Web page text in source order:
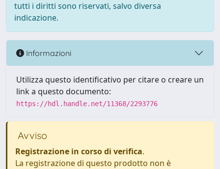
tutti i diritti sono riservati, salvo diversa
indicazione.
Informazioni
Utilizza questo identificativo per citare o creare un
link a questo documento:
https://hdl.handle.net/11368/2293776
Avviso
Registrazione in corso di verifica.
La registrazione di questo prodotto non è